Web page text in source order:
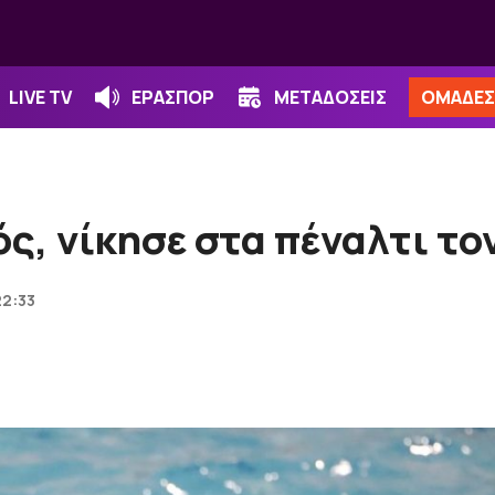
LIVE TV ΕΡΑΣΠΟΡ ΜΕΤΑΔΟΣΕΙΣ ΟΜΑΔΕΣ
νίκησε στα πέναλτι